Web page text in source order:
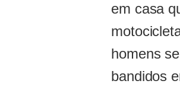
em casa
homens
bandidos